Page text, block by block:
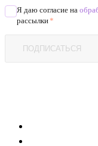
Я даю согласие на
рассылки*
ПОДПИСАТЬСЯ